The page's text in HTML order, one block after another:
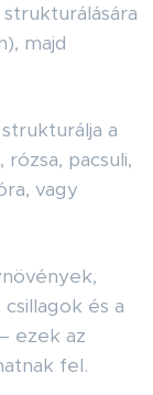
majd
a
pacsuli,
vagy
és a
ezek az
fel.